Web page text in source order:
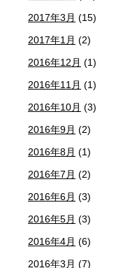
2017年3月 (15)
2017年1月 (2)
2016年12月 (1)
2016年11月 (1)
2016年10月 (3)
2016年9月 (2)
2016年8月 (1)
2016年7月 (2)
2016年6月 (3)
2016年5月 (3)
2016年4月 (6)
2016年3月 (7)